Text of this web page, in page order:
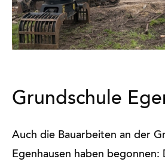
Grundschule
Auch die Bauarbeiten an der
Egenhausen haben begonnen: